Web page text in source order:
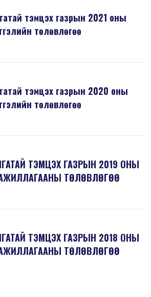
тэмцэх газрын 2021 оны
төлөвлөгөө
тэмцэх газрын 2020 оны
төлөвлөгөө
ТЭМЦЭХ ГАЗРЫН 2019 ОНЫ
ТӨЛӨВЛӨГӨӨ
ТЭМЦЭХ ГАЗРЫН 2018 ОНЫ
ТӨЛӨВЛӨГӨӨ